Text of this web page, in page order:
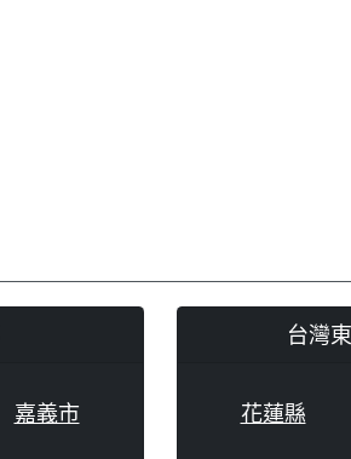
嘉義市
台灣
花蓮縣